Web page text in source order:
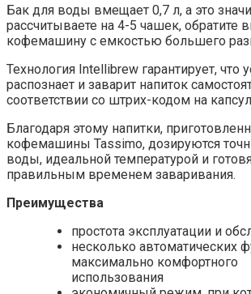
Бак для воды вмещает 0,7 л, а это
рассчитываете на 4-5 чашек, обратите
кофемашину с емкостью большего
Технология Intellibrew гарантирует, что
распознает и заварит напиток
соответствии со штрих-кодом на
Благодаря этому напитки,
кофемашины Tassimo, дозируются
воды, идеальной температурой и
правильным временем заваривания.
Преимущества
простота эксплуатации и
несколько автоматических
максимально комфортного
использования